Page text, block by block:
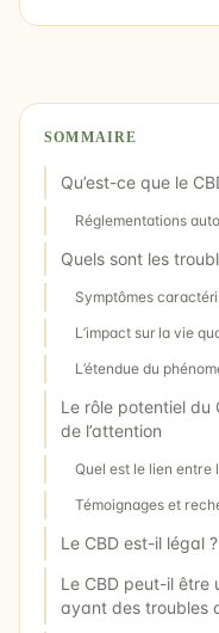
SOMMAIRE
Qu’est-ce que le
Réglementations
Quels sont les
Symptômes
L’impact sur la vie
L’étendue du
Le rôle potentiel du
de l’attention
Quel est le lien entre
Témoignages et
Le CBD est-il légal ?
Le CBD peut-il être
ayant des troubles